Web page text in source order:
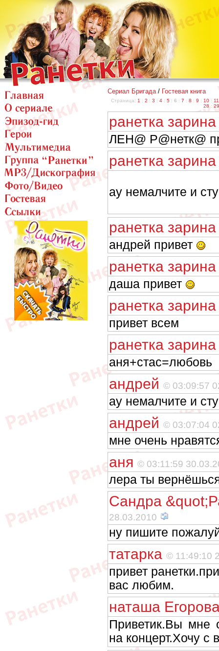
Сериал Бригада/ Гостевая книга
Страница: 1 : 2 : 3 : 4 : 5 : 6 : 7 : 8 : 9 : 10 : 11
28 : 29
ранетка
ЛЕН@ Р@нетк@
ранетка
ау немалчите и
ранетка
андрей привет
ранетка
даша привет
ранетка
привет всем
ранетка
аня+стас=любовь
андрей © 03:09:57
ау немалчите и
андрей © 03:07:04
мне очень
аня © 03:11:59
лера ты
Сандра
28.03.2010
ну пишите
татарка © 11:49:10
привет
вас любим.
наташа
Приветик.Вы мне
на концерт.Хочу с